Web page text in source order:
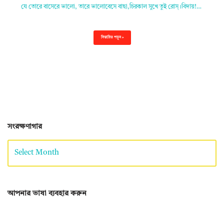
যে তোরে বাসেরে ভালো, তারে ভালোবেসে বাছা,চিরকাল সুখে তুই রোস্‌।বিদায়!…
বিস্তারিত পড়ুন »
সংরক্ষণাগার
আপনার ভাষা ব্যবহার করুন